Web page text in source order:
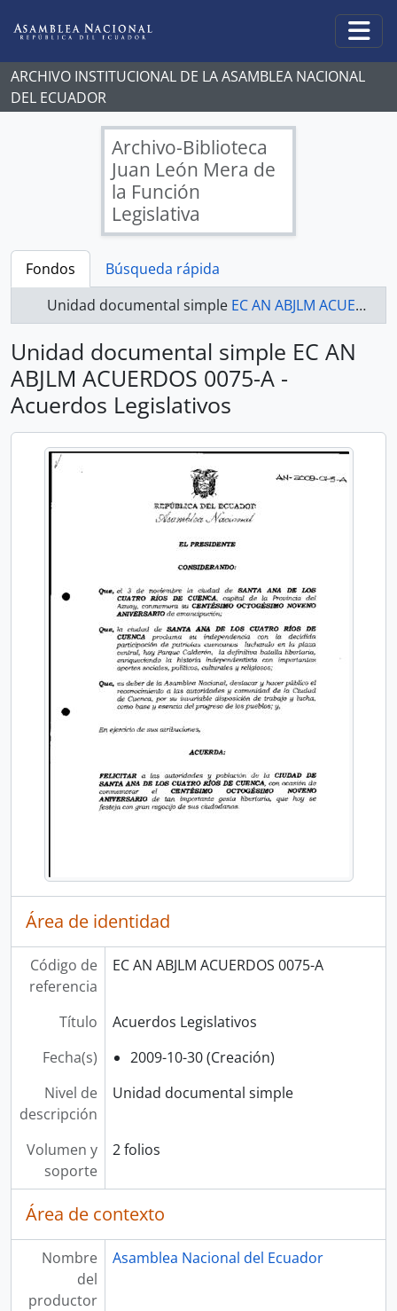
ARCHIVO INSTITUCIONAL DE LA ASAMBLEA NACIONAL
DEL ECUADOR
Archivo-Biblioteca
Juan León Mera de
la Función
Legislativa
Fondos
Búsqueda rápida
Unidad documental simple EC AN ABJLM ACUERDOS 0075-A - Acuerdos Legislativos
Unidad documental simple EC AN
ABJLM ACUERDOS 0075-A -
Acuerdos Legislativos
Área de identidad
Código de
referencia
EC AN ABJLM ACUERDOS 0075-A
Título
Acuerdos Legislativos
Fecha(s)
2009-10-30 (Creación)
Nivel de
descripción
Unidad documental simple
Volumen y
soporte
2 folios
Área de contexto
Nombre
del
productor
Asamblea Nacional del Ecuador